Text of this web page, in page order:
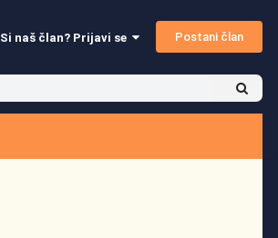
Si naš član? Prijavi se Postani član